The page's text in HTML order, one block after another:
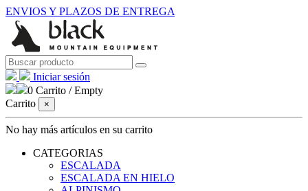
ENVIOS Y PLAZOS DE ENTREGA
Iniciar sesión
0 Carrito /Empty
Carrito
×
No hay más artículos en su carrito
CATEGORIAS
ESCALADA
ESCALADA EN HIELO